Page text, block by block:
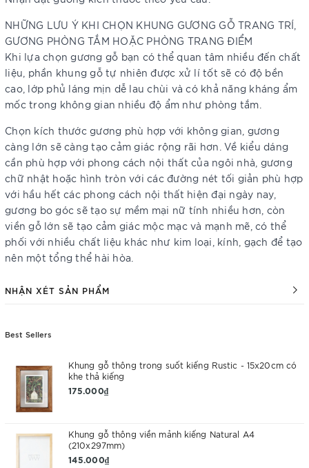
NHỮNG LƯU Ý KHI CHỌN KHUNG GƯƠNG GỖ TRANG TRÍ,
GƯƠNG PHÒNG TẮM HOẶC PHÒNG TRANG ĐIỂM
Khi lựa chọn gương gỗ bạn có thể quan tâm nhiều đến chất
liệu, phần khung gỗ tự nhiên được xử lí tốt sẽ có độ bền
cao, lớp phủ láng mịn dễ lau chùi và có khả năng kháng ẩm
mốc trong không gian nhiều độ ẩm như phòng tắm.
Chọn kích thước gương phù hợp với không gian, gương
càng lớn sẽ càng tạo cảm giác rộng rãi hơn. Về kiểu dáng
cần phù hợp với phong cách nội thất của ngôi nhà, gương
chữ nhật hoặc hình tròn với các đường nét tối giản phù hợp
với hầu hết các phong cách nội thất hiện đại ngày nay,
gương bo góc sẽ tạo sự mềm mại nữ tính nhiều hơn, còn
viền gỗ lớn sẽ tạo cảm giác mộc mạc và mạnh mẽ, có thể
phối với nhiều chất liệu khác như kim loại, kính, gạch để tạo
nên một tổng thể hài hòa.
NHẬN XÉT SẢN PHẨM
Best Sellers
Khung gỗ thông trong suốt kiếng Rustic - 15x20cm có
khe thả kiếng
175.000₫
Khung gỗ thông viền mảnh kiếng Natural A4
(210x297mm)
145.000₫